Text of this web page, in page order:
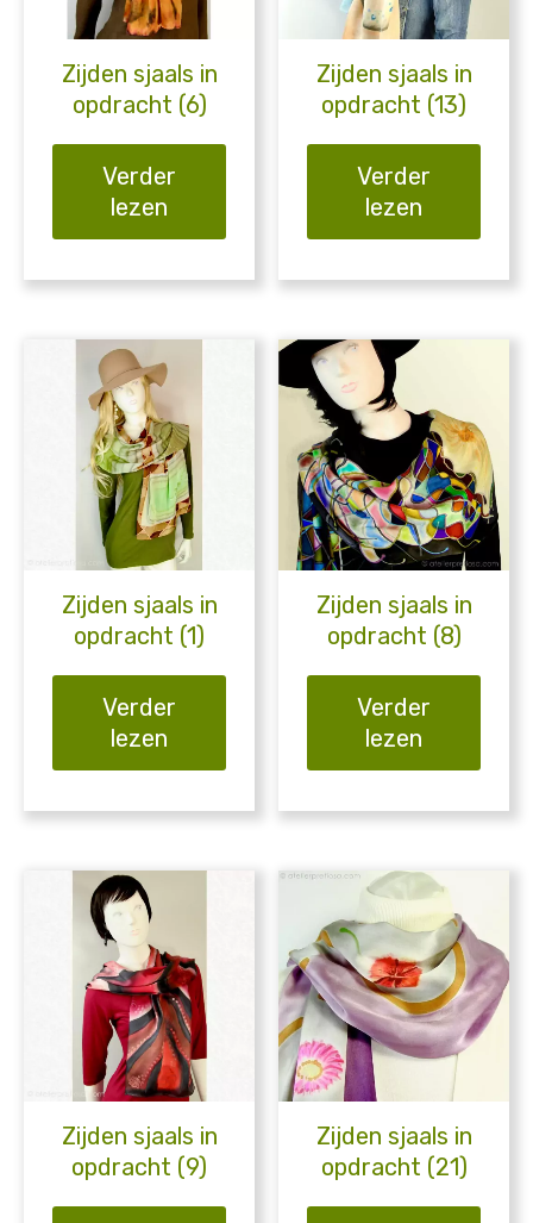
Zijden sjaals in
opdracht (6)
Verder
lezen
Zijden sjaals in
opdracht (13)
Verder
lezen
Zijden sjaals in
opdracht (1)
Verder
lezen
Zijden sjaals in
opdracht (8)
Verder
lezen
Zijden sjaals in
opdracht (9)
Zijden sjaals in
opdracht (21)